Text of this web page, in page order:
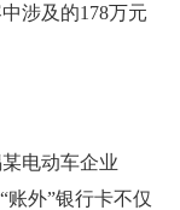
涉及的178万元
电动车企业
账外”银行卡不仅